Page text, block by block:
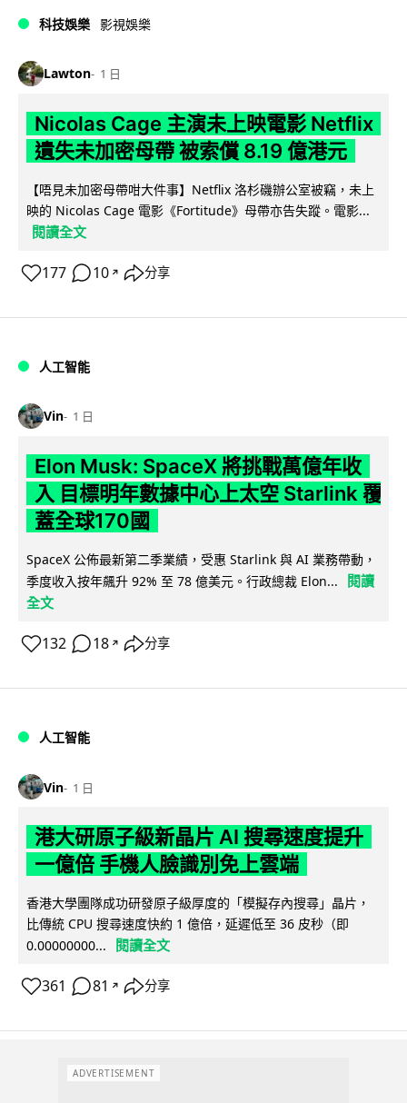
科技娛樂 影視娛樂
Lawton 1 日
Nicolas Cage 主演未上映電影 Netflix
遺失未加密母帶 被索償 8.19 億港元
【唔見未加密母帶咁大件事】Netflix 洛杉磯辦公室被竊，未上
映的 Nicolas Cage 電影《Fortitude》母帶亦告失蹤。電影...
閱讀全文
177 10 ↗ 分享
人工智能
Vin 1 日
Elon Musk: SpaceX 將挑戰萬億年收
入 目標明年數據中心上太空 Starlink 覆
蓋全球170國
SpaceX 公佈最新第二季業績，受惠 Starlink 與 AI 業務帶動，
季度收入按年飆升 92% 至 78 億美元。行政總裁 Elon...
閱讀
全文
132 18 ↗ 分享
人工智能
Vin 1 日
港大研原子級新晶片 AI 搜尋速度提升
一億倍 手機人臉識別免上雲端
香港大學團隊成功研發原子級厚度的「模擬存內搜尋」晶片，
比傳統 CPU 搜尋速度快約 1 億倍，延遲低至 36 皮秒（即
0.00000000...
閱讀全文
361 81 ↗ 分享
ADVERTISEMENT